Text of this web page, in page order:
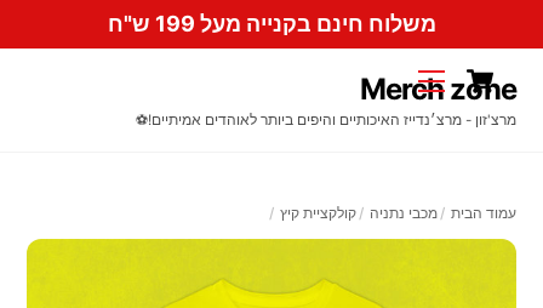
content
משלוח חינם בקנייה מעל 199 ש"ח
MenuCart
Merch zone
מרצ'זון - מרצ׳נדייז האיכותיים והיפים ביותר לאוהדים אמיתיים!⚽️
עמוד הבית מכבי נתניה קולקציית קיץ